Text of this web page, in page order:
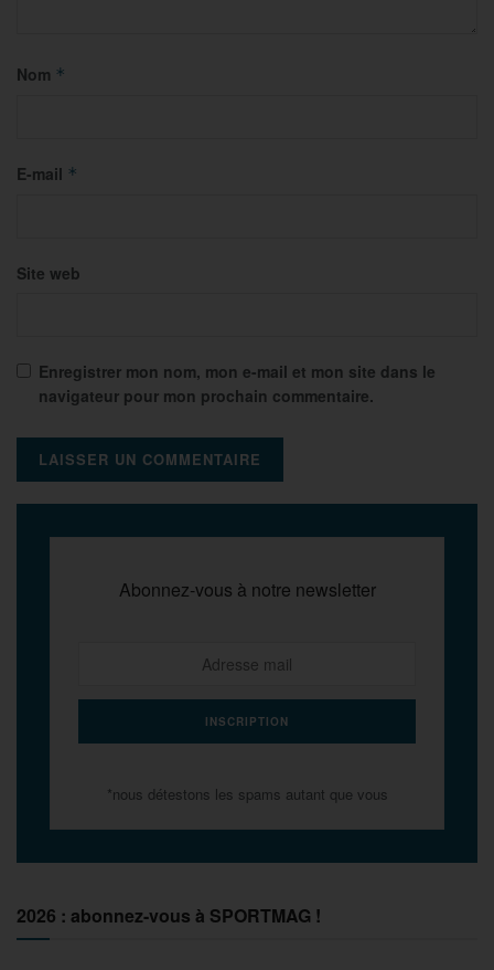
Nom *
E-mail *
Site web
Enregistrer mon nom, mon e-mail et mon site dans le
navigateur pour mon prochain commentaire.
Abonnez-vous à notre newsletter
*nous détestons les spams autant que vous
2026 : abonnez-vous à SPORTMAG !